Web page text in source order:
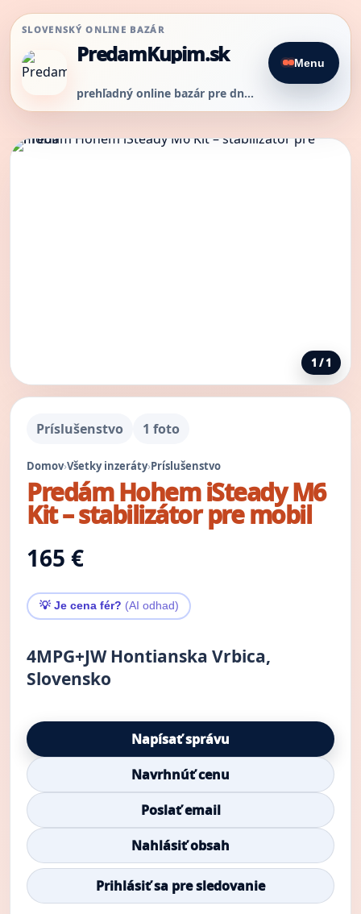
SLOVENSKÝ ONLINE BAZÁR
PredamKupim.sk
prehľadný online bazár pre dnešný predaj
Menu
1 / 1
Príslušenstvo 1 foto
Domov›Všetky inzeráty›Príslušenstvo
Predám Hohem iSteady M6
Kit – stabilizátor pre mobil
165 €
💡 Je cena fér? (AI odhad)
4MPG+JW Hontianska Vrbica,
Slovensko
Napísať správu
Navrhnúť cenu
Poslať email
Nahlásiť obsah
Prihlásiť sa pre sledovanie